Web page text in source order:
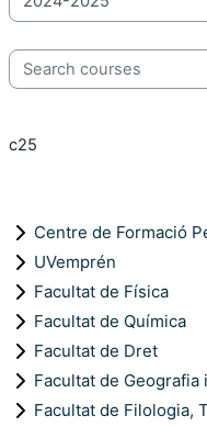
Course categories
Search courses
c25
Centre de Formació
UVemprén
Facultat de Física
Facultat de Química
Facultat de Dret
Facultat de Geografia
Facultat de Filologia,